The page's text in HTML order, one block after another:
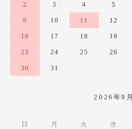
2 3 4 5
9 10 11 12
16 17 18 19
23 24 25 26
30 31
2026年9月
日 月 火 水